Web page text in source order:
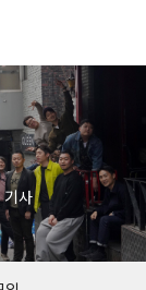
기사